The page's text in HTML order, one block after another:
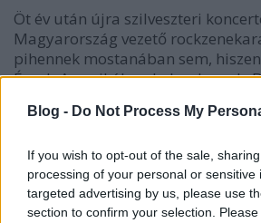
Blog - Do Not Process My
If you wish to opt-out of the sale,
processing of your personal or sensitive
targeted advertising by us, please use
section to confirm your selection.
Öt év után újra szilveszteri
Magyarország vezető
pihennek mostanában sem,
Észak-Amerikában kalandoznak,
Angelesig, ami azért nem semmi!
idén kezdődik, és jövőre csak ér
slágereire pezsgőzni az év utolsó
vegye meg a jegyét, nehogy
élményről.